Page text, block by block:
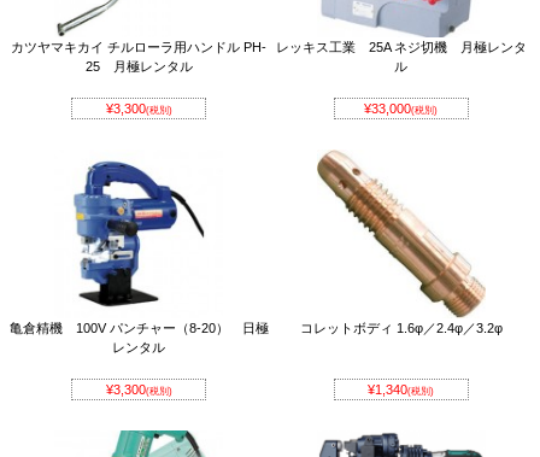
カツヤマキカイ チルローラ用ハンドル PH-
25 月極レンタル
¥3,300(税別)
レッキス工業 25A ネジ切機 月極レンタ
ル
¥33,000(税別)
亀倉精機 100V パンチャー（8-20） 日極
レンタル
¥3,300(税別)
コレットボディ 1.6φ／2.4φ／3.2φ
¥1,340(税別)